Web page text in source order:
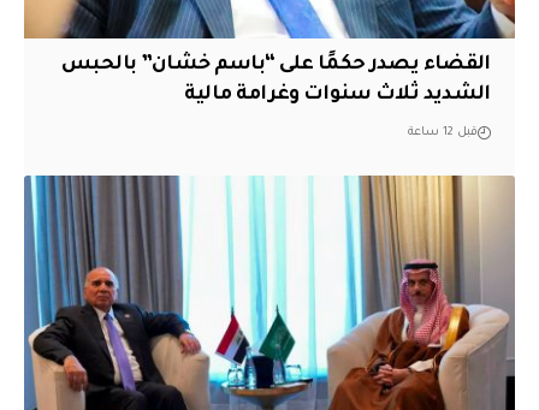
القضاء يصدر حكمًا على “باسم خشان” بالحبس
الشديد ثلاث سنوات وغرامة مالية
قبل 12 ساعة